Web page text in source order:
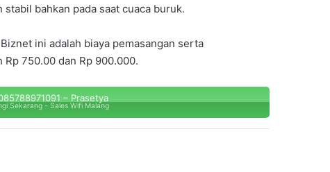
bahkan pada saat cuaca buruk.
ini adalah biaya pemasangan serta
750.00 dan Rp 900.000.
– Prasetya
Sekarang - Sales Wifi Malang